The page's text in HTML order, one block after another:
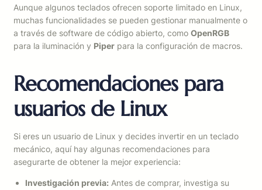
Aunque algunos teclados ofrecen soporte limitado en Linux,
muchas funcionalidades se pueden gestionar manualmente o
a través de software de código abierto, como OpenRGB
para la iluminación y Piper para la configuración de macros.
Recomendaciones para
usuarios de Linux
Si eres un usuario de Linux y decides invertir en un teclado
mecánico, aquí hay algunas recomendaciones para
asegurarte de obtener la mejor experiencia:
Investigación previa: Antes de comprar, investiga su